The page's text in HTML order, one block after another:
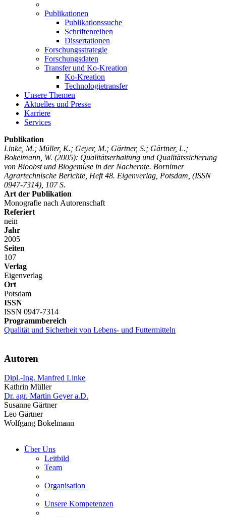
Publikationen
Publikationssuche
Schriftenreihen
Dissertationen
Forschungsstrategie
Forschungsdaten
Transfer und Ko-Kreation
Ko-Kreation
Technologietransfer
Unsere Themen
Aktuelles und Presse
Karriere
Services
Publikation
Linke, M.; Müller, K.; Geyer, M.; Gärtner, S.; Gärtner, L.;
Bokelmann, W. (2005): Qualitätserhaltung und Qualitätssicherung
von Bioobst und Biogemüse in der Nachernte. Bornimer
Agrartechnische Berichte, Heft 48. Eigenverlag, Potsdam, (ISSN
0947-7314), 107 S.
Art der Publikation
Monografie nach Autorenschaft
Referiert
nein
Jahr
2005
Seiten
107
Verlag
Eigenverlag
Ort
Potsdam
ISSN
ISSN 0947-7314
Programmbereich
Qualität und Sicherheit von Lebens- und Futtermitteln
Autoren
Dipl.-Ing. Manfred Linke
Kathrin Müller
Dr. agr. Martin Geyer a.D.
Susanne Gärtner
Leo Gärtner
Wolfgang Bokelmann
Über Uns
Leitbild
Team
Organisation
Unsere Kompetenzen